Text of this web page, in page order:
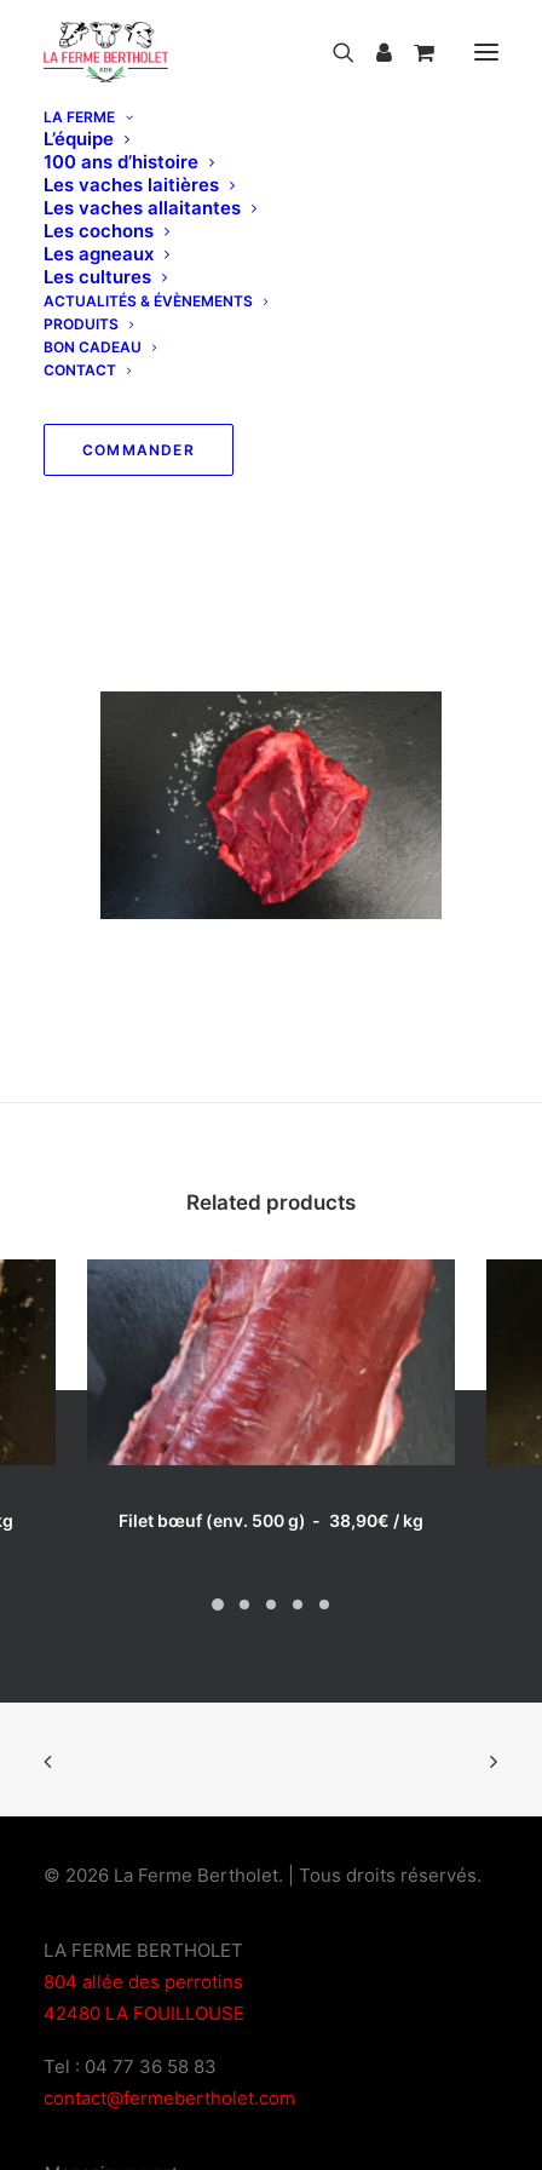
LA FERME
L’équipe
100 ans d’histoire
Les vaches laitières
Les vaches allaitantes
Les cochons
Les agneaux
Les cultures
ACTUALITÉS & ÉVÈNEMENTS
PRODUITS
BON CADEAU
CONTACT
COMMANDER
Notre magasin est actuellement fermé pour
les vacances d'été.
Nous serons heureux de vous retrouver à
partir du jeudi 3 septembre.
Pendant cette période, les commandes
passées sur le site ne seront pas traitées.
pièce (200 à 250 g)
17,90€ / kg
Catégorie: Boeuf
Related products
LIRE LA SUITE
Filet bœuf (env. 500 g) 38,90€ / kg
© 2026 La Ferme Bertholet. | Tous droits réservés.
LA FERME BERTHOLET
804 allée des perrotins
42480 LA FOUILLOUSE
Tel : 04 77 36 58 83
contact@fermebertholet.com